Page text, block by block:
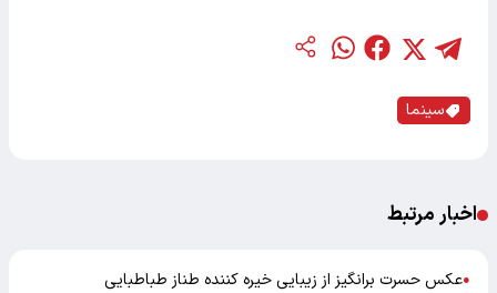
سینما
اخبار مرتبط
●عکس حسرت برانگیز از زیبایی خیره کننده طناز طباطبایی